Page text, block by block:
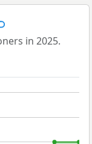
in 2025.